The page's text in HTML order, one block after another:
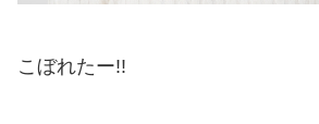
こぼれたー!!